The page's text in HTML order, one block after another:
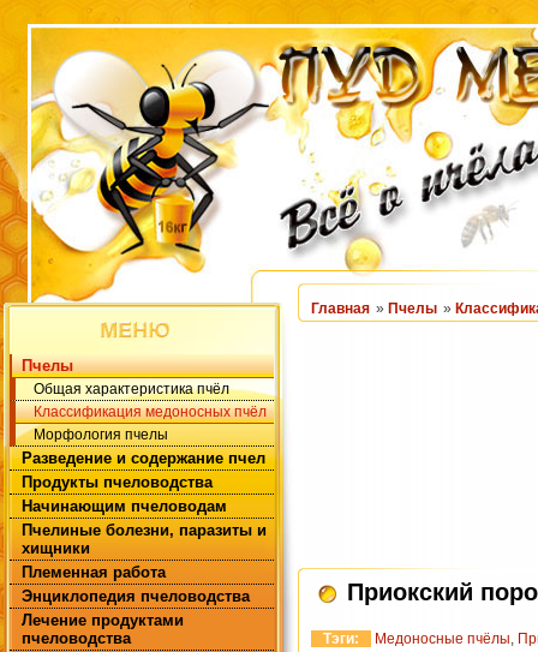
Пчелы
Общая характеристика пчёл
Классификация медоносных пчёл
Морфология пчелы
Разведение и содержание пчел
Продукты пчеловодства
Начинающим пчеловодам
Пчелиные болезни, паразиты и
хищники
Племенная работа
Энциклопедия пчеловодства
Лечение продуктами
пчеловодства
Главная » Пчелы »
Приокский
Тэги: Медоносные пчёлы,